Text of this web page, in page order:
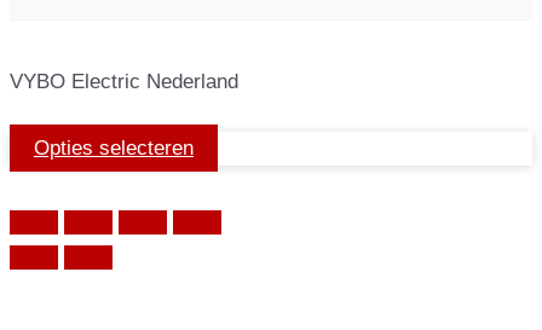
VYBO Electric Nederland
Opties selecteren